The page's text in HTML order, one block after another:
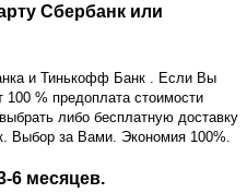
Сбербанк или
и Тинькофф Банк
. Если Вы
100 % предоплата стоимости
либо бесплатную доставку
Выбор за Вами. Экономия 100%.
6 месяцев.